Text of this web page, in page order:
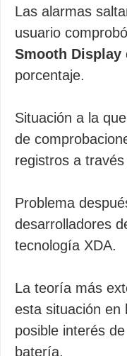
Las alarmas
usuario
Smooth Display
porcentaje.
Situación a la
de
registros a través
Problema
desarrolladores
tecnología XDA.
La teoría más
esta situación en
posible interés
batería.